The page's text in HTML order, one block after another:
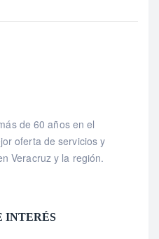
de 60 años en el
oferta de servicios y
Veracruz y la región.
INTERÉS